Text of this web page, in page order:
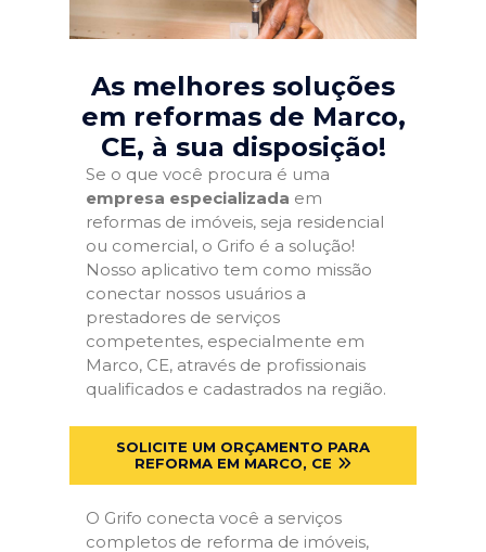
As melhores soluções
em reformas de Marco,
CE, à sua disposição!
Se o que você procura é uma
empresa especializada em
reformas de imóveis, seja residencial
ou comercial, o Grifo é a solução!
Nosso aplicativo tem como missão
conectar nossos usuários a
prestadores de serviços
competentes, especialmente em
Marco, CE, através de profissionais
qualificados e cadastrados na região.
SOLICITE UM ORÇAMENTO PARA
REFORMA EM MARCO, CE
O Grifo conecta você a serviços
completos de reforma de imóveis,